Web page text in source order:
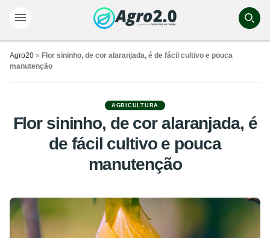
Agro20 » Flor sininho, de cor alaranjada, é de fácil cultivo e pouca
manutenção
AGRICULTURA
Flor sininho, de cor alaranjada, é
de fácil cultivo e pouca
manutenção